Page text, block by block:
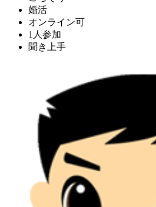
婚活
オンライン可
1人参加
聞き上手